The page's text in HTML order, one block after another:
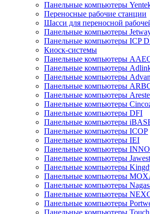
Панельные компьютеры
Переносные рабочие станции
Шасси для переносной
Панельные компьютеры
Панельные компьютеры ICP
Киоск-системы
Панельные компьютеры
Панельные компьютеры
Панельные компьютеры
Панельные компьютеры
Панельные компьютеры
Панельные компьютеры
Панельные компьютеры DFI
Панельные компьютеры
Панельные компьютеры ICOP
Панельные компьютеры IEI
Панельные компьютеры
Панельные компьютеры Jawest
Панельные компьютеры
Панельные компьютеры
Панельные компьютеры
Панельные компьютеры
Панельные компьютеры
Панельные компьютеры